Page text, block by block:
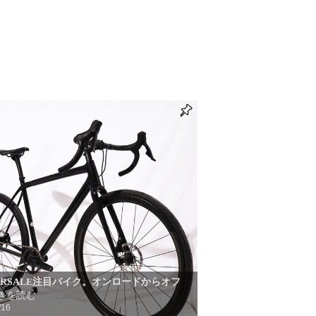
注目バイク。オンロードからオフ
を読む